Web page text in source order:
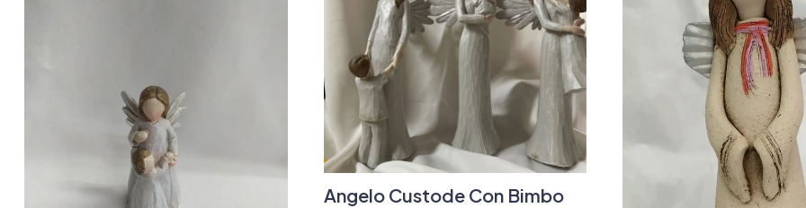
Angelo Custode Con Bimbo